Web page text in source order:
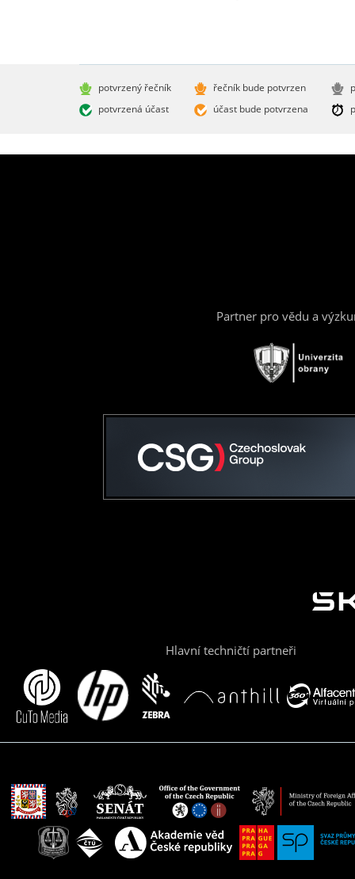
potvrzený řečník
potvrzená účast
řečník bude potvrzen
účast bude potvrzena
Partner pro vědu a
Hlavní techničtí partneři